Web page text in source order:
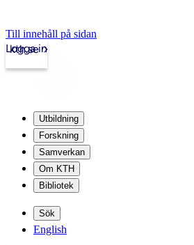
Till innehåll på sidan
kth.se
Logga in
Utbildning
Forskning
Samverkan
Om KTH
Bibliotek
Sök
English